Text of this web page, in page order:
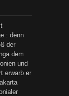
: denn
der
dem
und
erwarb er